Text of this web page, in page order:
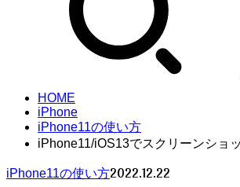
HOME
iPhone
iPhone11の使い方
iPhone11/iOS13でスクリーンショ
iPhone11の使い方2022.12.22